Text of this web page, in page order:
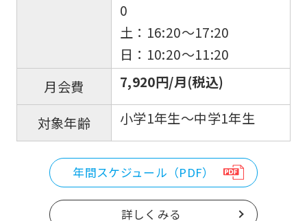
0
土：16:20〜17:20
日：10:20〜11:20
月会費
7,920円/月(税込)
対象年齢 小学1年生～中学1年生
年間スケジュール（PDF）
詳しくみる
translation)
to
return
the
top
page.
However,
if